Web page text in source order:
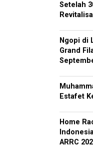
Setelah
Ngopi di
Grand
Estafet
Home
ARRC